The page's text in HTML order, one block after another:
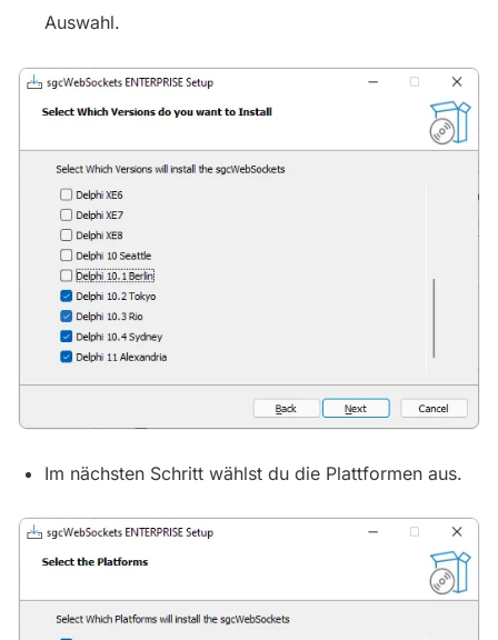
Auswahl.
Im nächsten Schritt wählst du die Plattformen aus.